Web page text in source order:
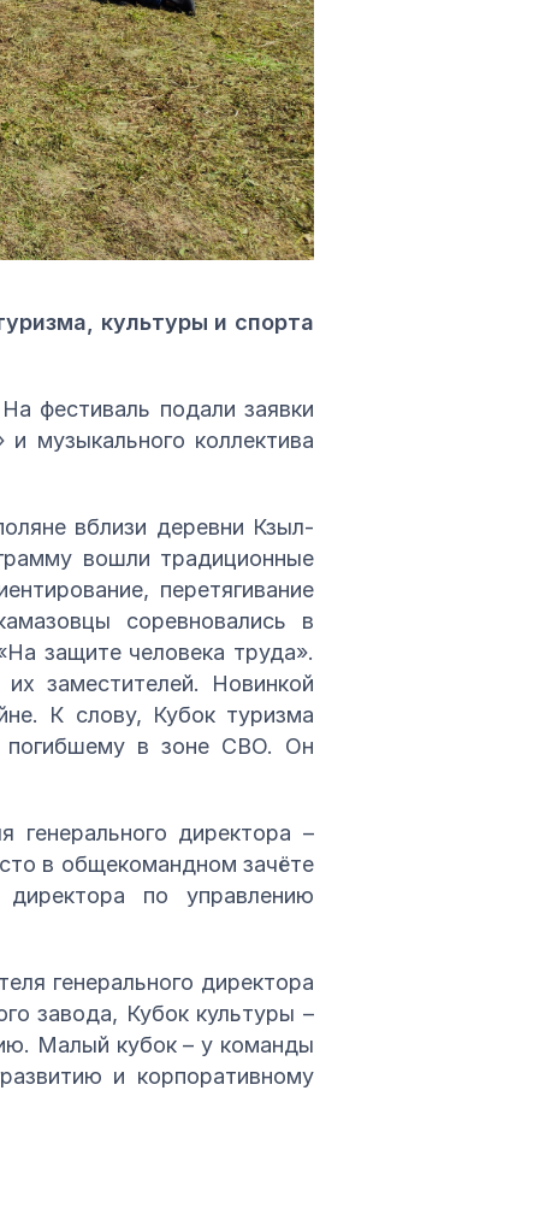
культуры и спорта
фестиваль подали заявки
музыкального коллектива
вблизи деревни Кзыл-
вошли традиционные
перетягивание
соревновались в
защите человека труда».
заместителей. Новинкой
К слову, Кубок туризма
погибшему в зоне СВО. Он
генерального директора –
в общекомандном зачёте
по управлению
генерального директора
завода, Кубок культуры –
Малый кубок – у команды
и корпоративному